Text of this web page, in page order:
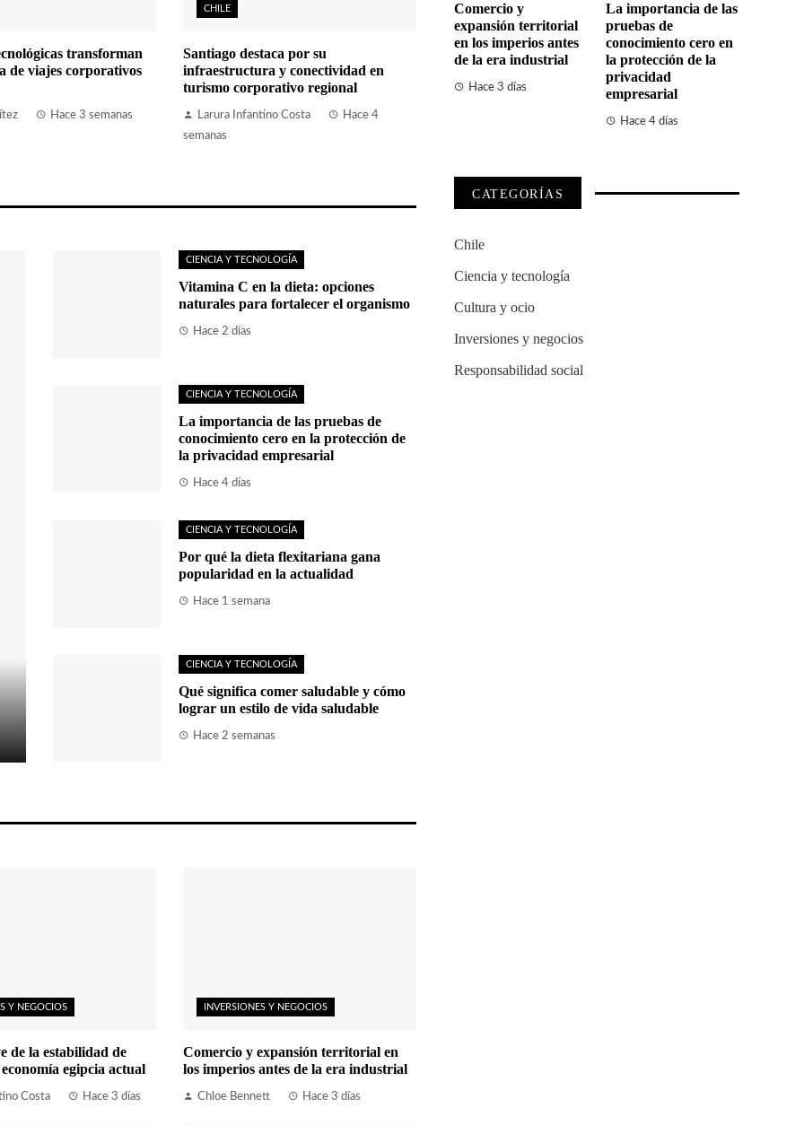
transforman
de viajes corporativos
Hace 3 semanas
CHILE
Santiago destaca por su
infraestructura y conectividad en
turismo corporativo regional
Larura Infantino Costa
Hace 4
semanas
CIENCIA Y TECNOLOGÍA
Vitamina C en la dieta: opciones
naturales para fortalecer el organismo
Hace 2 días
CIENCIA Y TECNOLOGÍA
La importancia de las pruebas de
conocimiento cero en la protección de
la privacidad empresarial
Hace 4 días
CIENCIA Y TECNOLOGÍA
Por qué la dieta flexitariana gana
popularidad en la actualidad
Hace 1 semana
CIENCIA Y TECNOLOGÍA
Qué significa comer saludable y cómo
lograr un estilo de vida saludable
Hace 2 semanas
Y NEGOCIOS
de la estabilidad de
egipcia actual
Costa Hace 3 días
INVERSIONES Y NEGOCIOS
Comercio y expansión territorial en
los imperios antes de la era industrial
Chloe Bennett Hace 3 días
Comercio y
expansión territorial
en los imperios antes
de la era industrial
Hace 3 días
La importancia de las
pruebas de
conocimiento cero en
la protección de la
privacidad
empresarial
Hace 4 días
CATEGORÍAS
Chile
Ciencia y tecnología
Cultura y ocio
Inversiones y negocios
Responsabilidad social